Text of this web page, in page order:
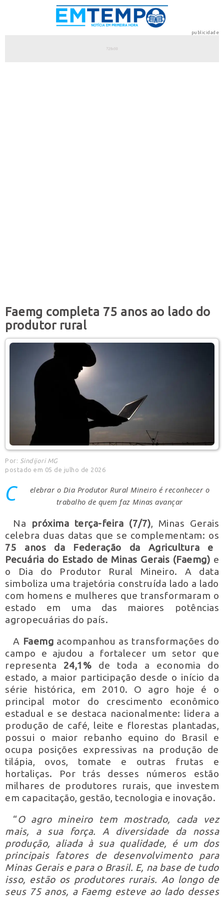
publicidade
Faemg completa 75 anos ao lado do
produtor rural
Por: Sindijori MG
postado em 05 de julho de 2026
C
elebrar o Dia Produtor Rural Mineiro é reconhecer o
trabalho de quem faz Minas avançar
Na próxima terça-feira (7/7), Minas Gerais
celebra duas datas que se complementam: os
75 anos da Federação da Agricultura e
Pecuária do Estado de Minas Gerais (Faemg) e
o Dia do Produtor Rural Mineiro. A data
simboliza uma trajetória construída lado a lado
com homens e mulheres que transformaram o
estado em uma das maiores potências
agropecuárias do país.
A Faemg acompanhou as transformações do
campo e ajudou a fortalecer um setor que
representa 24,1% de toda a economia do
estado, a maior participação desde o início da
série histórica, em 2010. O agro hoje é o
principal motor do crescimento econômico
estadual e se destaca nacionalmente: lidera a
produção de café, leite e florestas plantadas,
possui o maior rebanho equino do Brasil e
ocupa posições expressivas na produção de
tilápia, ovos, tomate e outras frutas e
hortaliças. Por trás desses números estão
milhares de produtores rurais, que investem
em capacitação, gestão, tecnologia e inovação.
“O agro mineiro tem mostrado, cada vez
mais, a sua força. A diversidade da nossa
produção, aliada à sua qualidade, é um dos
principais fatores de desenvolvimento para
Minas Gerais e para o Brasil. E, na base de tudo
isso, estão os produtores rurais. Ao longo de
seus 75 anos, a Faemg esteve ao lado desses